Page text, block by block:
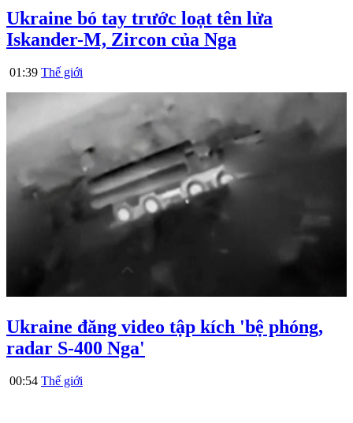
Ukraine bó tay trước loạt tên lửa
Iskander-M, Zircon của Nga
01:39 Thế giới
Ukraine đăng video tập kích 'bệ phóng,
radar S-400 Nga'
00:54 Thế giới